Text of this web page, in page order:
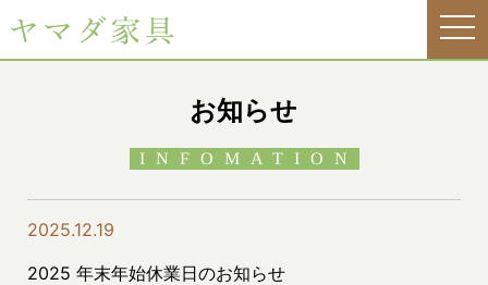
お知らせ
INFOMATION
2025.12.19
2025 年末年始休業日のお知らせ